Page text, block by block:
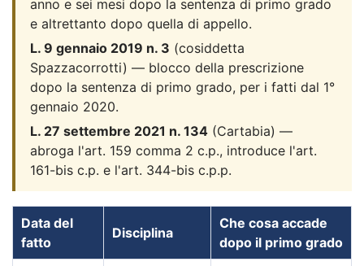
anno e sei mesi dopo la sentenza di primo grado
e altrettanto dopo quella di appello.
L. 9 gennaio 2019 n. 3 (cosiddetta
Spazzacorrotti) — blocco della prescrizione
dopo la sentenza di primo grado, per i fatti dal 1°
gennaio 2020.
L. 27 settembre 2021 n. 134 (Cartabia) —
abroga l'art. 159 comma 2 c.p., introduce l'art.
161-bis c.p. e l'art. 344-bis c.p.p.
Data del
fatto
Disciplina
Che cosa accade
dopo il primo grado